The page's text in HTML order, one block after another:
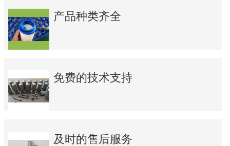
产品种类齐全
免费的技术支持
及时的售后服务